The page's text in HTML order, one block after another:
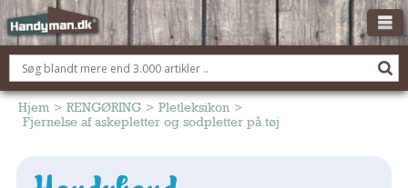
OM HANDYMAN.DK
FÅ 3 TILBUD
ANNONCERING
Hjem > RENGØRING > Pletleksikon >
Fjernelse af askepletter og sodpletter på tøj